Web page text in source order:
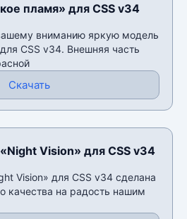
пламя» для CSS v34
вниманию яркую модель
CSS v34. Внешняя часть
Скачать
Vision» для CSS v34
Vision» для CSS v34 сделана
качества на радость нашим